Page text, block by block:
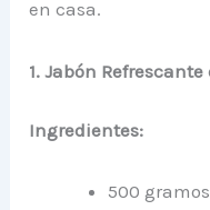
en casa.
1. Jabón
Ingredientes:
500